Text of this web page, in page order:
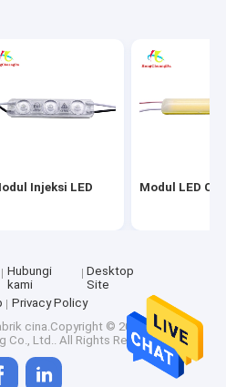
Injeksi LED Modul LED
Hubungi
kami
Desktop
Site
Privacy Policy
cina.Copyright © 2026 Shenzhen
Co., Ltd.. All Rights Reserved.